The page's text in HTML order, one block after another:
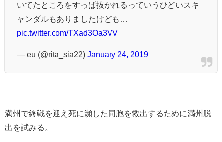
いてたところをすっぱ抜かれるっていうひどいスキ
ャンダルもありましたけども…
pic.twitter.com/TXad3Oa3VV
— eu (@rita_sia22) January 24, 2019
満州で終戦を迎え死に瀕した同胞を救出するために満州脱
出を試みる。